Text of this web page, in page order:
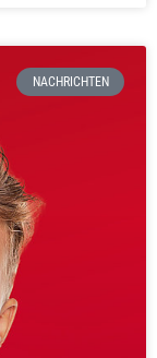
NACHRICHTEN